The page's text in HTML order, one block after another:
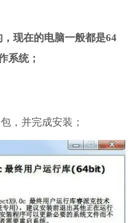
现在的电脑一般都是64
系统；
，并完成安装；